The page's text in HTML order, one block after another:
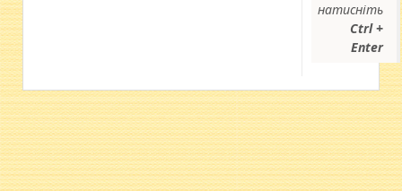
натисніть
Ctrl +
Enter